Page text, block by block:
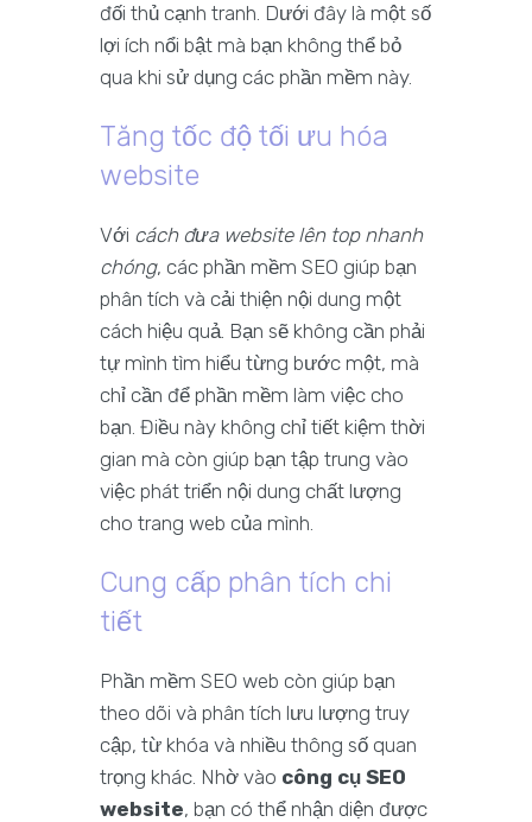
đối thủ cạnh tranh. Dưới đây là một số
lợi ích nổi bật mà bạn không thể bỏ
qua khi sử dụng các phần mềm này.
Tăng tốc độ tối ưu hóa
website
Với cách đưa website lên top nhanh
chóng, các phần mềm SEO giúp bạn
phân tích và cải thiện nội dung một
cách hiệu quả. Bạn sẽ không cần phải
tự mình tìm hiểu từng bước một, mà
chỉ cần để phần mềm làm việc cho
bạn. Điều này không chỉ tiết kiệm thời
gian mà còn giúp bạn tập trung vào
việc phát triển nội dung chất lượng
cho trang web của mình.
Cung cấp phân tích chi
tiết
Phần mềm SEO web còn giúp bạn
theo dõi và phân tích lưu lượng truy
cập, từ khóa và nhiều thông số quan
trọng khác. Nhờ vào công cụ SEO
website, bạn có thể nhận diện được